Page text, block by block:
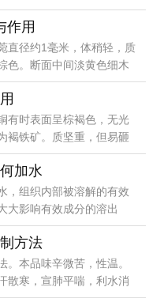
作用
直径约1毫米，体稍轻，质
色。断面中间淡黄色细木
辛辣有刺舌喉感。
有时表面呈棕褐色，无光
褐铁矿。质坚重，但易砸
，有光泽气味均无。
加水
，组织内部被溶解的有效
大影响有效成分的溶出
。
方法
。本品味辛微苦，性温。
散寒，宣肺平喘，利水消
气短，咳嗽哮喘，风水浮